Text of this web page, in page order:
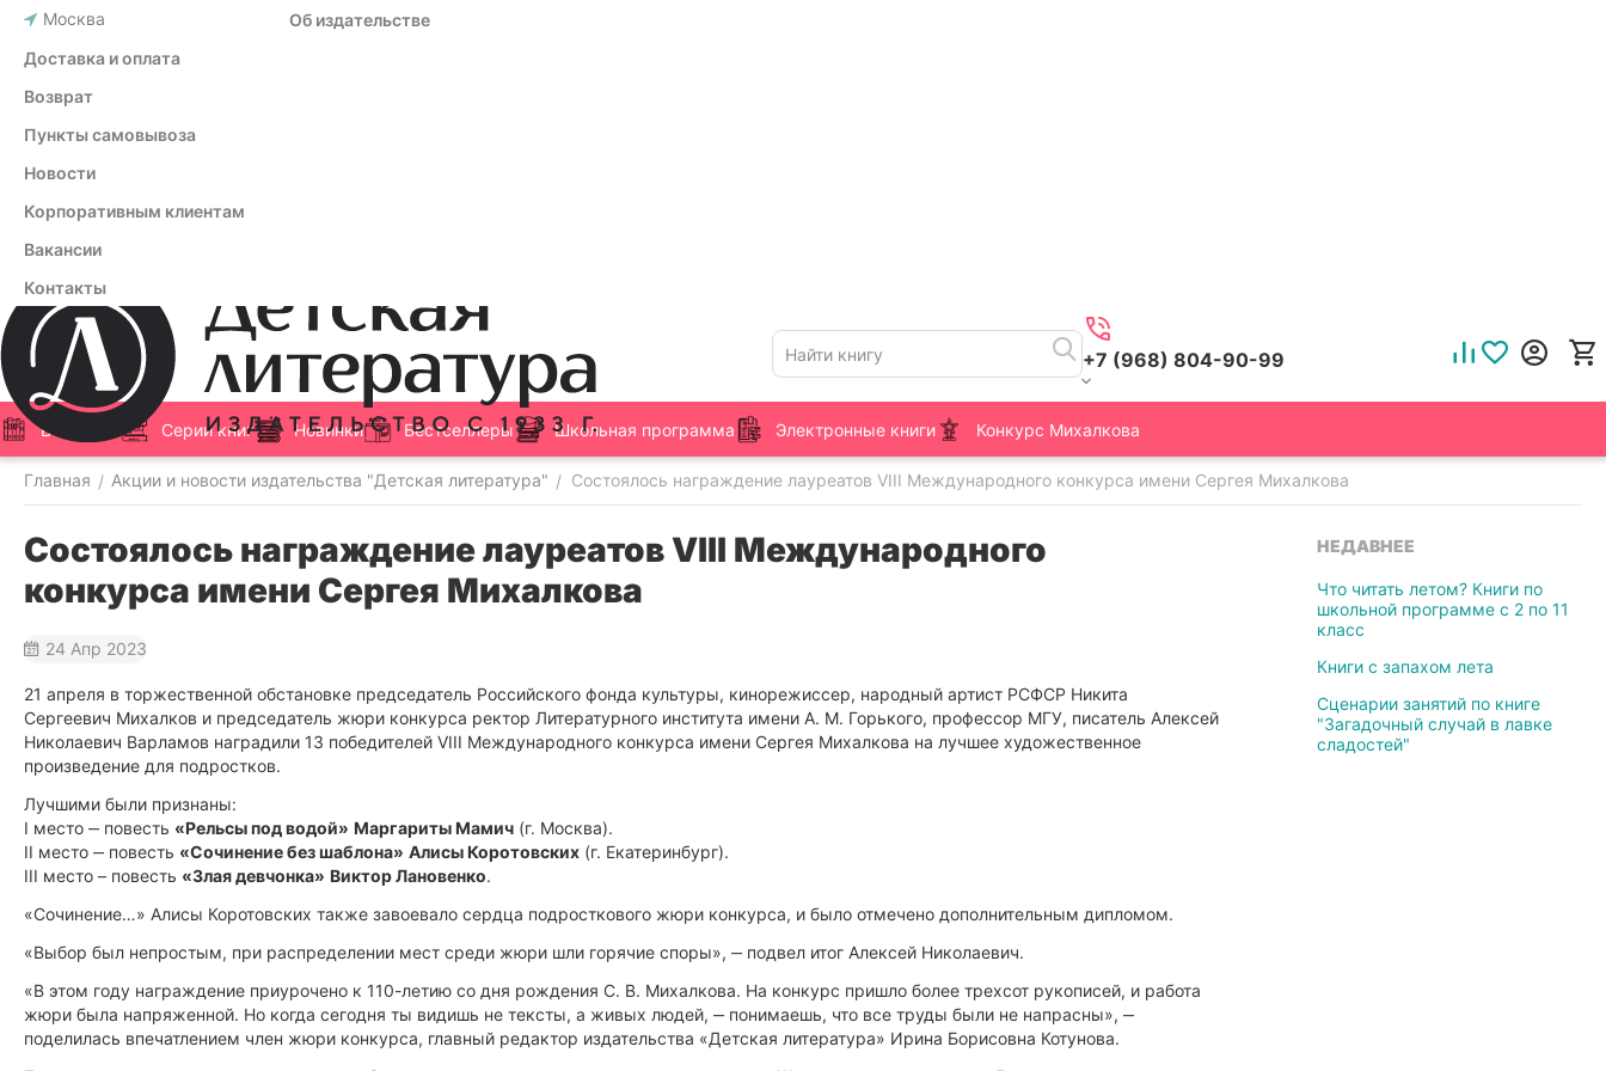
Москва
Об издательстве
Доставка и оплата
Возврат
Пункты самовывоза
Новости
Корпоративным клиентам
Вакансии
Контакты
+7 (968) 804-90-99
Все книги Серии книг Новинки Бестселлеры Школьная программа Электронные книги Конкурс Михалкова
Главная / Акции и новости издательства "Детская литература" / Состоялось награждение лауреатов VIII Международного конкурса имени Сергея Михалкова
Состоялось награждение лауреатов VIII Международного
конкурса имени Сергея Михалкова
24 Апр 2023
21 апреля в торжественной обстановке председатель Российского фонда культуры, кинорежиссер, народный артист РСФСР Никита
Сергеевич Михалков и председатель жюри конкурса ректор Литературного института имени А. М. Горького, профессор МГУ, писатель Алексей
Николаевич Варламов наградили 13 победителей VIII Международного конкурса имени Сергея Михалкова на лучшее художественное
произведение для подростков.
Лучшими были признаны:
I место ‒ повесть «Рельсы под водой» Маргариты Мамич (г. Москва).
II место ‒ повесть «Сочинение без шаблона» Алисы Коротовских (г. Екатеринбург).
III место – повесть «Злая девчонка» Виктор Лановенко.
«Сочинение…» Алисы Коротовских также завоевало сердца подросткового жюри конкурса, и было отмечено дополнительным дипломом.
«Выбор был непростым, при распределении мест среди жюри шли горячие споры», ‒ подвел итог Алексей Николаевич.
«В этом году награждение приурочено к 110-летию со дня рождения С. В. Михалкова. На конкурс пришло более трехсот рукописей, и работа
жюри была напряженной. Но когда сегодня ты видишь не тексты, а живых людей, ‒ понимаешь, что все труды были не напрасны», ‒
поделилась впечатлением член жюри конкурса, главный редактор издательства «Детская литература» Ирина Борисовна Котунова.
НЕДАВНЕЕ
Что читать летом? Книги по
школьной программе с 2 по 11
класс
Книги с запахом лета
Сценарии занятий по книге
"Загадочный случай в лавке
сладостей"